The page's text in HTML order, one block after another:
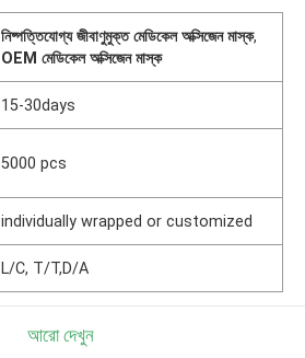
নিষ্পত্তিযোগ্য জীবাণুমুক্ত মেডিকেল অক্সিজেন মাস্ক,
OEM মেডিকেল অক্সিজেন মাস্ক
15-30days
5000 pcs
individually wrapped or customized
L/C, T/T,D/A
আরো দেখুন